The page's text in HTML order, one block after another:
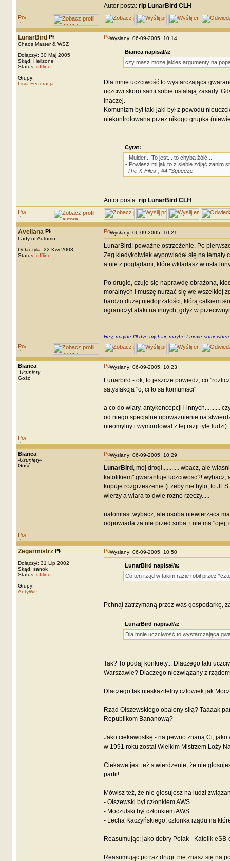
Autor posta: rip LunarBird CLH
LunarBird
Chaos Master & WSZ
Dołączył: 30 Maj 2005
Skąd: Hellzone
Status: offline
Grupy:
Lisia Federacja
Wysłany: 06-09-2005, 10:14
Bianca napisał/a:
czy masz moze jakies argumenty na
Dla mnie uczciwość to wystarczająca
uczciwi skoro sami sobie ustalają zasady.
inaczej.
Komunizm był taki jaki był z powodu
niekontrolowana przez nikogo grupka
Cytat:
- Mulder... To jest... to chyba żółć...
- Powiesz mi jak to z siebie zdjąć zanim
"The X-Files", #4 "Squeeze"
Autor posta: rip LunarBird CLH
Avellana
Lady of Autumn
Dołączyła: 22 Kwi 2003
Status: offline
Wysłany: 06-09-2005, 10:21
LunarBird: poważne ostrzeżenie. Po
Zeg kiedykolwiek wypowiadał się na tematy
a nie z poglądami, które wkładasz w usta
Po drugie, czuję się naprawdę obrażona,
moralnych i muszę nurzać się we wszelkiej
bardzo dużej niedojrzałości, którą całkiem
ograniczył ataki na innych, gdyż w
Hey, maybe I'll dye my hair, maybe I move
Bianca
-Usunięty-
Gość
Wysłany: 06-09-2005, 10:23
Lunarbird - ok, to jeszcze powiedz, co
satysfakcja "o, ci to sa komunisci"
a co do wiary, antykoncepcji i innych..........
od niego specjalne upowaznienie na
nieomylny i wymordowal z tej razji tyle ludzi)
Bianca
-Usunięty-
Gość
Wysłany: 06-09-2005, 10:29
LunarBird , moj drogi........... wbacz, ale
katolikiem" gwarantuje uczciwosc?!
kupuje rozgrzeszenie (i zeby nie bylo, to
wierzy a wiara to dwie rozne rzeczy.....
natomiast wybacz, ale osoba niewierzaca
odpowiada za nie przed soba. i nie ma
Zegarmistrz
Dołączył: 31 Lip 2002
Skąd: sanok
Status: offline
Grupy:
AntyWiP
Wysłany: 06-09-2005, 10:50
LunarBird napisał/a:
Co ten rząd w takim razie robił przez
Pchnął zatrzymaną przez was gospodarkę,
LunarBird napisał/a:
Dla mnie uczciwość to wystarczająca
Tak? To podaj konkrety... Dlaczego taki
Warszawie? Dlaczego niezwiązany z
Dlaczego tak nieskazitelny człowiek jak
Rząd Olszewskiego obalony siłą? Taaaak
Republikom Bananową?
Jako ciekawostkę - na pewno znaną Ci, jako
w 1991 roku został Wielkim Mistrzem Loży
Ciekawe jest też stwierdzenie, że nie
partii!
Mówisz też, że nie głosujesz na ludzi
- Olszewski był członkiem AWS.
- Moczulski był członkiem AWS.
- Lecha Kaczyńskiego, członka rządu na
Reasumując: jako dobry Polak - Katolik
Reasumując po raz drugi: nie znasz się na